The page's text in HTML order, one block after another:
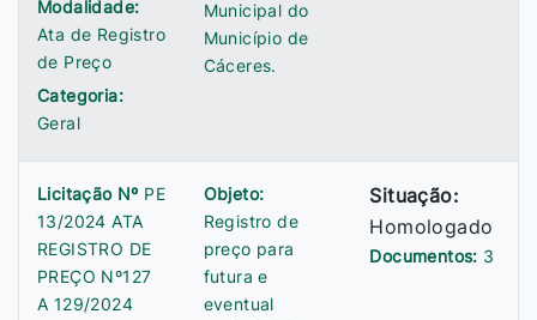
Modalidade:
Ata de Registro
de Preço
Categoria:
Geral
Municipal do
Município de
Cáceres.
Licitação Nº PE
13/2024 ATA
REGISTRO DE
PREÇO Nº127
A 129/2024
Objeto:
Registro de
preço para
futura e
eventual
Situação:
Homologado
Documentos: 3